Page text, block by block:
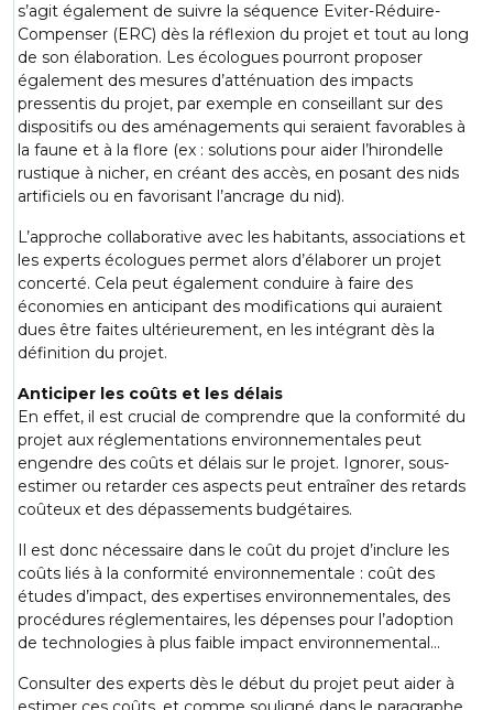
s’agit également de suivre la séquence Eviter-Réduire-
Compenser (ERC) dès la réflexion du projet et tout au long
de son élaboration. Les écologues pourront proposer
également des mesures d’atténuation des impacts
pressentis du projet, par exemple en conseillant sur des
dispositifs ou des aménagements qui seraient favorables à
la faune et à la flore (ex : solutions pour aider l’hirondelle
rustique à nicher, en créant des accès, en posant des nids
artificiels ou en favorisant l’ancrage du nid).
L’approche collaborative avec les habitants, associations et
les experts écologues permet alors d’élaborer un projet
concerté. Cela peut également conduire à faire des
économies en anticipant des modifications qui auraient
dues être faites ultérieurement, en les intégrant dès la
définition du projet.
Anticiper les coûts et les délais
En effet, il est crucial de comprendre que la conformité du
projet aux réglementations environnementales peut
engendre des coûts et délais sur le projet. Ignorer, sous-
estimer ou retarder ces aspects peut entraîner des retards
coûteux et des dépassements budgétaires.
Il est donc nécessaire dans le coût du projet d’inclure les
coûts liés à la conformité environnementale : coût des
études d’impact, des expertises environnementales, des
procédures réglementaires, les dépenses pour l’adoption
de technologies à plus faible impact environnemental…
Consulter des experts dès le début du projet peut aider à